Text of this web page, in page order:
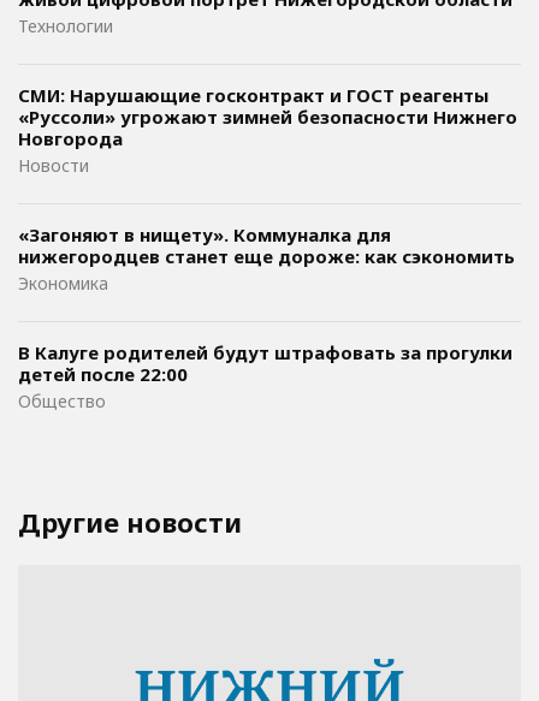
Технологии
СМИ: Нарушающие госконтракт и ГОСТ реагенты
«Руссоли» угрожают зимней безопасности Нижнего
Новгорода
Новости
«Загоняют в нищету». Коммуналка для
нижегородцев станет еще дороже: как сэкономить
Экономика
В Калуге родителей будут штрафовать за прогулки
детей после 22:00
Общество
Другие новости